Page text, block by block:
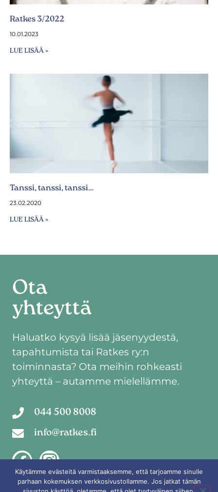
Ratkes 3/2022
10.01.2023
LUE LISÄÄ »
Tanssi, tanssi, tanssi…
23.02.2020
LUE LISÄÄ »
Ota
yhteyttä
Haluatko kysyä lisää jäsenyydestä,
tapahtumista tai Ratkes ry:n
toiminnasta? Ota meihin rohkeasti
yhteyttä – autamme mielellämme.
044 500 8008
info@ratkes.fi
Käytämme evästeitä varmistaaksemme, että tarjoamme sinulle
parhaan kokemuksen verkkosivustollamme. Jos jatkat tämän